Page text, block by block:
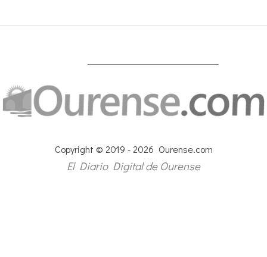
Copyright © 2019 - 2026 Ourense.com
El Diario Digital de Ourense